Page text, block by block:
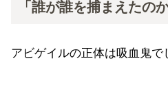
「誰が誰を捕まえたの
アビゲイルの正体は吸血鬼で